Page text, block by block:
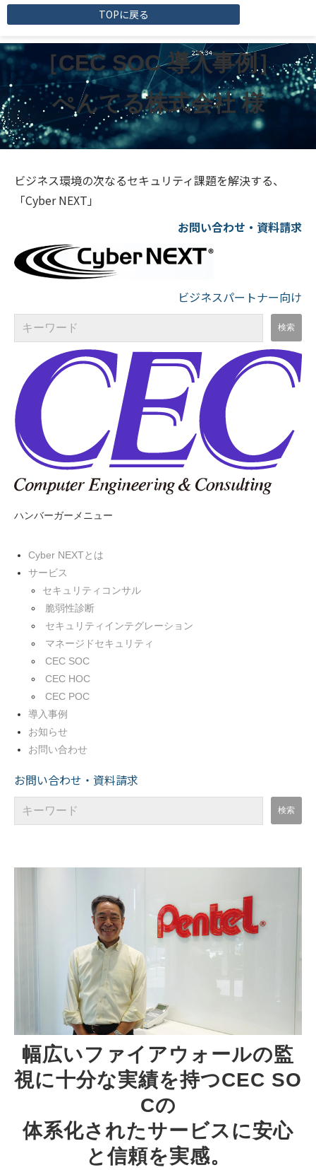
TOPに戻る
［CEC SOC 導入事例］
ぺんてる株式会社 様
ビジネス環境の次なるセキュリティ課題を解決する、
「Cyber NEXT」
お問い合わせ・資料請求
ビジネスパートナー向け
ハンバーガーメニュー
Cyber NEXTとは
サービス
セキュリティコンサル
脆弱性診断
セキュリティインテグレーション
マネージドセキュリティ
CEC SOC
CEC HOC
CEC POC
導入事例
お知らせ
お問い合わせ
お問い合わせ・資料請求
幅広いファイアウォールの監
視に十分な実績を持つCEC SO
Cの
体系化されたサービスに安心
と信頼を実感。